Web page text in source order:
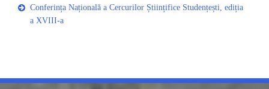
Conferința Națională a Cercurilor Științifice Studențești, ediția
a XVIII-a